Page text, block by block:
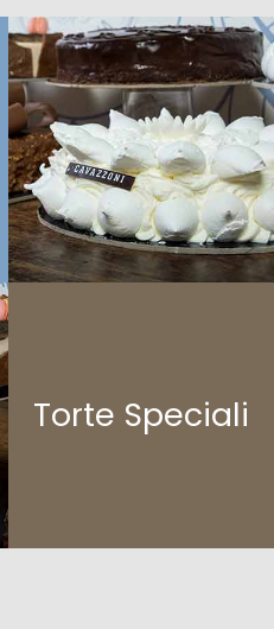
Torte Speciali